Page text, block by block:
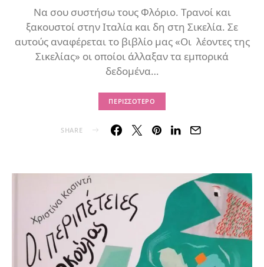
Να σου συστήσω τους Φλόριο. Τρανοί και
ξακουστοί στην Ιταλία και δη στη Σικελία. Σε
αυτούς αναφέρεται το βιβλίο μας «Οι λέοντες της
Σικελίας» οι οποίοι άλλαξαν τα εμπορικά
δεδομένα…
ΠΕΡΙΣΣΌΤΕΡΟ
SHARE